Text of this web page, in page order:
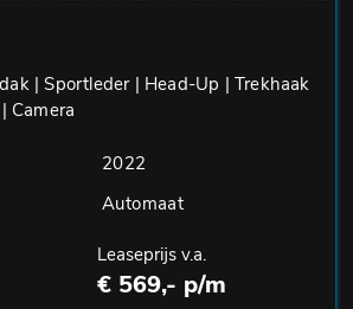
| Sportleder | Head-Up | Trekhaak
Camera
2022
Automaat
Leaseprijs v.a.
€ 569,- p/m